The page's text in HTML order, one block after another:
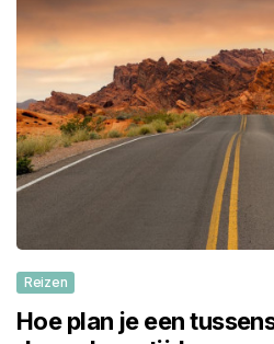
Reizen
Hoe plan je een